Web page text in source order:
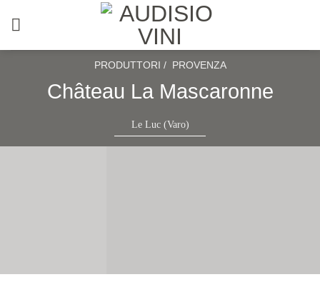
PRODUTTORI / PROVENZA
Château La Mascaronne
Le Luc (Varo)